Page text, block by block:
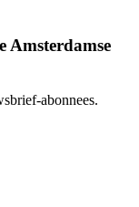
Amsterdamse
abonnees.